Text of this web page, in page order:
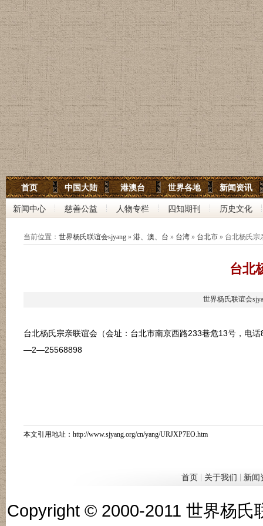
世界杨氏宗亲网
世界杨氏联谊会
中华杨氏大宗祠
首页 中国大陆 港澳台 世界各地 新闻资讯
新闻中心 慈善公益 人物专栏 四知期刊 历史文化
当前位置： 世界杨氏联谊会sjyang » 港、澳、台 » 台湾 » 台北市 » 台北杨氏宗
台北
世界杨氏联谊会
台北杨氏宗亲联谊会（会址：台北市南京西路233巷危13
—2—25568898
本文引用地址： http://www.sjyang.org/cn/yang/URJXP7EO.htm
首页| 关于我们 新闻
Copyright © 2000-2011 世界杨